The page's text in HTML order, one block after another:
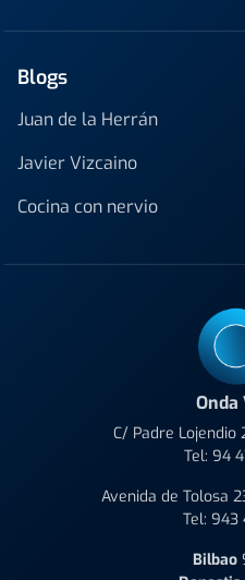
Blogs
Juan de la Herrán
Javier Vizcaino
Cocina con nervio
Onda
C/ Padre Lojendio
Tel: 94
Avenida de Tolosa
Tel: 943
Bilbao